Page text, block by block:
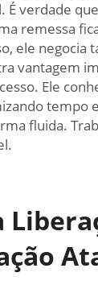
É verdade
remessa
ele negocia
vantagem
Ele
tempo
fluida.